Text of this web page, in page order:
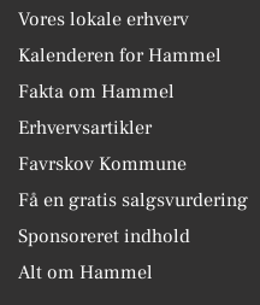
Vores lokale erhverv
Kalenderen for Hammel
Fakta om Hammel
Erhvervsartikler
Favrskov Kommune
Få en gratis salgsvurdering
Sponsoreret indhold
Alt om Hammel